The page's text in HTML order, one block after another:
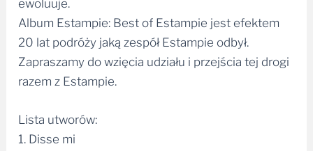
ewoluuje.
Album Estampie: Best of Estampie jest efektem
20 lat podróży jaką zespół Estampie odbył.
Zapraszamy do wzięcia udziału i przejścia tej drogi
razem z Estampie.
Lista utworów:
1. Disse mi